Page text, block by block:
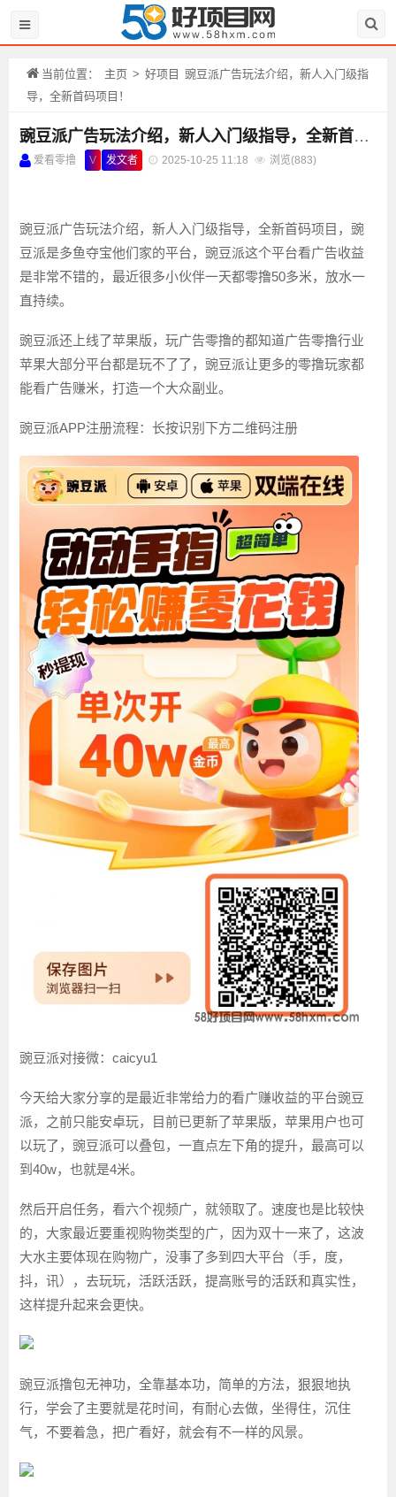
当前位置： 主页 > 好项目 豌豆派广告玩法介绍，新人入门级指
导，全新首码项目！
豌豆派广告玩法介绍，新人入门级指导，全新首码项目！
爱看零撸 V 发文者 2025-10-25 11:18 浏览(883)
豌豆派广告玩法介绍，新人入门级指导，全新首码项目，豌
豆派是多鱼夺宝他们家的平台，豌豆派这个平台看广告收益
是非常不错的，最近很多小伙伴一天都零撸50多米，放水一
直持续。
豌豆派还上线了苹果版，玩广告零撸的都知道广告零撸行业
苹果大部分平台都是玩不了了，豌豆派让更多的零撸玩家都
能看广告赚米，打造一个大众副业。
豌豆派APP注册流程：长按识别下方二维码注册
豌豆派对接微：caicyu1
今天给大家分享的是最近非常给力的看广赚收益的平台豌豆
派，之前只能安卓玩，目前已更新了苹果版，苹果用户也可
以玩了，豌豆派可以叠包，一直点左下角的提升，最高可以
到40w，也就是4米。
然后开启任务，看六个视频广，就领取了。速度也是比较快
的，大家最近要重视购物类型的广，因为双十一来了，这波
大水主要体现在购物广，没事了多到四大平台（手，度，
抖，讯），去玩玩，活跃活跃，提高账号的活跃和真实性，
这样提升起来会更快。
豌豆派撸包无神功，全靠基本功，简单的方法，狠狠地执
行，学会了主要就是花时间，有耐心去做，坐得住，沉住
气，不要着急，把广看好，就会有不一样的风景。